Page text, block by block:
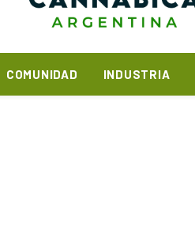
COMUNIDAD INDUSTRIA